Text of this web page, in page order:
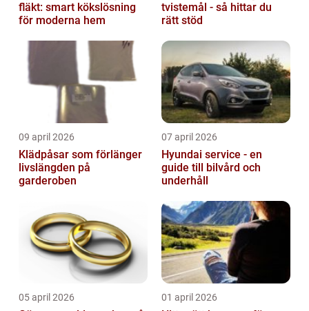
fläkt: smart kökslösning
för moderna hem
tvistemål - så hittar du
rätt stöd
09 april 2026
Klädpåsar som förlänger
livslängden på
garderoben
07 april 2026
Hyundai service - en
guide till bilvård och
underhåll
05 april 2026 01 april 2026